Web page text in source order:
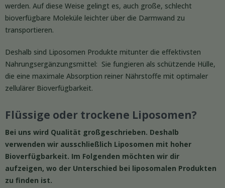
werden. Auf diese Weise gelingt es, auch große, schlecht
bioverfügbare Moleküle leichter über die Darmwand zu
transportieren.
Deshalb sind Liposomen Produkte mitunter die effektivsten
Nahrungsergänzungsmittel: Sie fungieren als schützende Hülle,
die eine maximale Absorption reiner Nährstoffe mit optimaler
zellulärer Bioverfügbarkeit.
Flüssige oder trockene Liposomen?
Bei uns wird Qualität großgeschrieben. Deshalb
verwenden wir ausschließlich Liposomen mit hoher
Bioverfügbarkeit. Im Folgenden möchten wir dir
aufzeigen, wo der Unterschied bei liposomalen Produkten
zu finden ist.